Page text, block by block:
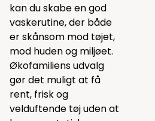
kan du skabe en god
vaskerutine, der både
er skånsom mod tøjet,
mod huden og miljøet.
Økofamiliens udvalg
gør det muligt at få
rent, frisk og
velduftende tøj uden at